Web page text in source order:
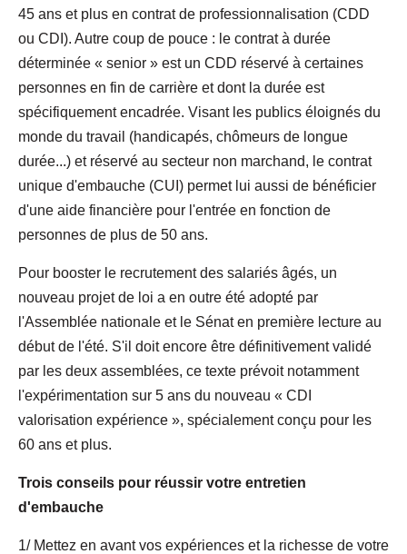
45 ans et plus en contrat de professionnalisation (CDD
ou CDI). Autre coup de pouce : le contrat à durée
déterminée « senior » est un CDD réservé à certaines
personnes en fin de carrière et dont la durée est
spécifiquement encadrée. Visant les publics éloignés du
monde du travail (handicapés, chômeurs de longue
durée...) et réservé au secteur non marchand, le contrat
unique d'embauche (CUI) permet lui aussi de bénéficier
d'une aide financière pour l'entrée en fonction de
personnes de plus de 50 ans.
Pour booster le recrutement des salariés âgés, un
nouveau projet de loi a en outre été adopté par
l'Assemblée nationale et le Sénat en première lecture au
début de l'été. S'il doit encore être définitivement validé
par les deux assemblées, ce texte prévoit notamment
l'expérimentation sur 5 ans du nouveau « CDI
valorisation expérience », spécialement conçu pour les
60 ans et plus.
Trois conseils pour réussir votre entretien
d'embauche
1/ Mettez en avant vos expériences et la richesse de votre